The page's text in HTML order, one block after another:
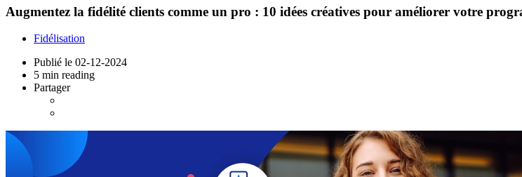
Augmentez la fidélité clients comme un pro : 10 idées créatives pour améliorer votre
Fidélisation
Publié le 02-12-2024
5 min reading
Partager